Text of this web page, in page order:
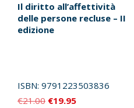
Il diritto all’affettività
delle persone recluse – II
edizione
ISBN: 9791223503836
€21.00 Il
€19.95Il